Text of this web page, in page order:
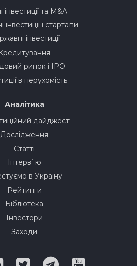
інвестиції та M&A
інвестиції і стартапи
інвестиції
ринок і IPO
в нерухомість
Аналітика
дайджест
Дослідження
Статті
Інтерв`ю
в Україну
Рейтинги
Бібліотека
Інвестори
Заходи